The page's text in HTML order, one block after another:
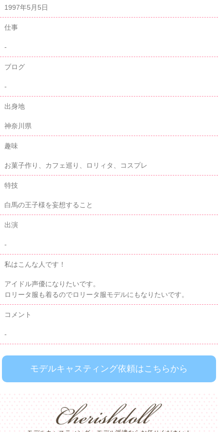
1997年5月5日
仕事
-
ブログ
-
出身地
神奈川県
趣味
お菓子作り、カフェ巡り、ロリィタ、コスプレ
特技
白馬の王子様を妄想すること
出演
-
私はこんな人です！
アイドル声優になりたいです。
ロリータ服も着るのでロリータ服モデルにもなりたいです。
コメント
-
モデルキャスティング依頼はこちらから